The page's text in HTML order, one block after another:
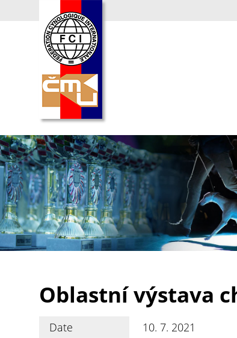
Oblastní výstava
Date
10. 7. 2021